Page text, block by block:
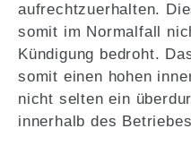
aufrechtzuerhalten.
somit im Normalfall
Kündigung bedroht.
somit einen hohen
nicht selten ein
innerhalb des